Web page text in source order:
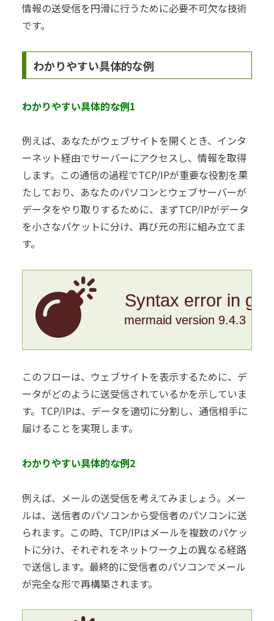
情報の送受信を円滑に行うために必要不可欠な技術
です。
わかりやすい具体的な例
わかりやすい具体的な例1
例えば、あなたがウェブサイトを開くとき、インタ
ーネット経由でサーバーにアクセスし、情報を取得
します。この通信の過程でTCP/IPが重要な役割を果
たしており、あなたのパソコンとウェブサーバーが
データをやり取りするために、まずTCP/IPがデータ
を小さなパケットに分け、再び元の形に組み立てま
す。
Syntax error in
mermaid version 9.4.3
このフローは、ウェブサイトを表示するために、デ
ータがどのように送受信されているかを示していま
す。TCP/IPは、データを適切に分割し、通信相手に
届けることを実現します。
わかりやすい具体的な例2
例えば、メールの送受信を考えてみましょう。メー
ルは、送信者のパソコンから受信者のパソコンに送
られます。この時、TCP/IPはメールを複数のパケッ
トに分け、それぞれをネットワーク上の異なる経路
で送信します。最終的に受信者のパソコンでメール
が完全な形で再構築されます。